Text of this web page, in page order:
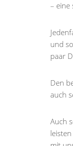
– eine
und
paar
Den
auch
Auch